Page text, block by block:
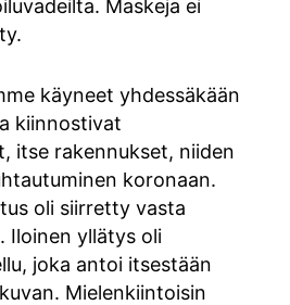
Maskeja ei
käyneet yhdessäkään
kiinnostivat
itse rakennukset, niiden
koronaan.
oli siirretty vasta
Iloinen yllätys oli
joka antoi itsestään
Mielenkiintoisin